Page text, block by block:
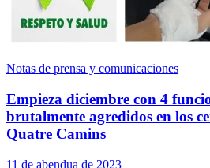
Notas de prensa y comunicaciones
Empieza diciembre con 4
brutalmente agredidos en los
Quatre Camins
11 de abendua de 2023